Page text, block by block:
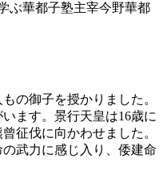
ぶ華都子塾主宰今野華都
の御子を授かりました。
ます。景行天皇は16歳に
征伐に向かわせました。
武力に感じ入り、倭建命